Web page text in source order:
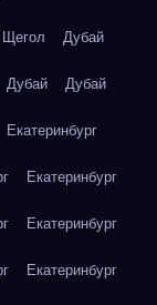
Дубай
Дубай Дубай
Екатеринбург
Екатеринбург
Екатеринбург
Екатеринбург